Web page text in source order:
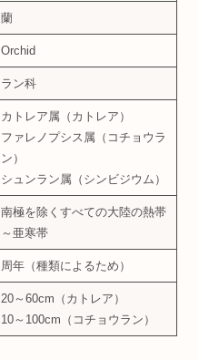
蘭
Orchid
ラン科
カトレア属（カトレア）
ファレノプシス属（コチョウラ
ン）
シュンラン属（シンビジウム）
南極を除くすべての大陸の熱帯
～亜寒帯
周年（種類によるため）
20～60cm（カトレア）
10～100cm（コチョウラン）